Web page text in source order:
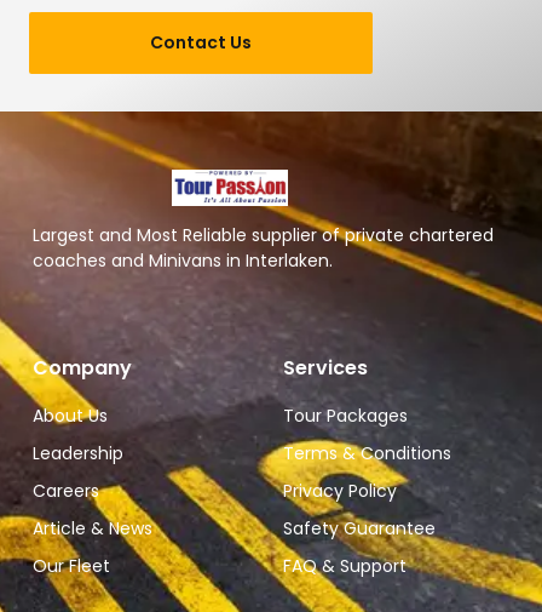
Contact Us
Largest and Most Reliable supplier of private chartered
coaches and Minivans in Interlaken.
Company
About Us
Leadership
Careers
Article & News
Our Fleet
Services
Tour Packages
Terms & Conditions
Privacy Policy
Safety Guarantee
FAQ & Support